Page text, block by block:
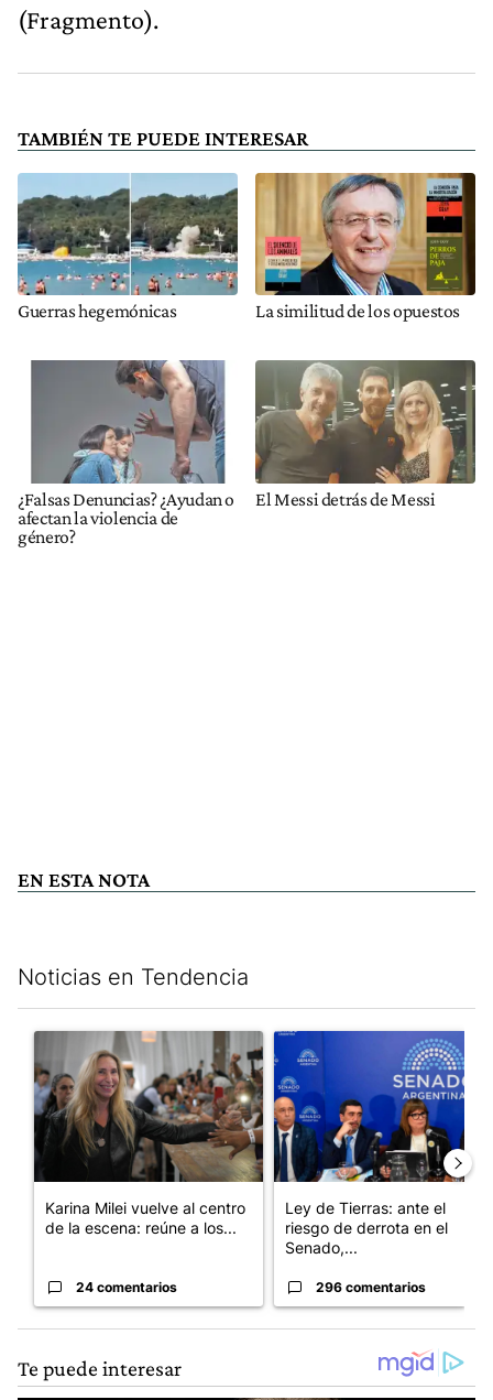
(Fragmento).
TAMBIÉN TE PUEDE INTERESAR
Guerras hegemónicas La similitud de los opuestos
¿Falsas Denuncias? ¿Ayudan o
afectan la violencia de
género?
El Messi detrás de Messi
EN ESTA NOTA
Noticias en Tendencia
Un artículo de tendencia con el título "Karina Milei vuelve al
Karina Milei vuelve al centro
de la escena: reúne a los...
24 comentarios
Un artículo de tendencia con
Ley de Tierras: ante el
riesgo de derrota en el
Senado,...
296 comentarios